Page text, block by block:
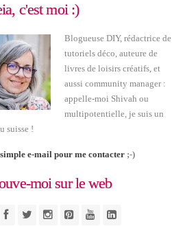
c'est moi :)
Blogueuse DIY, rédactrice de
tutoriels déco, auteure de
livres de loisirs créatifs, et
aussi community manager :
appelle-moi Shivah ou
multipotentielle, je suis un
suisse !
e-mail pour me contacter;-)
moi sur le web